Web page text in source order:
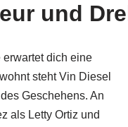
und
erwartet dich eine
steht Vin Diesel
Geschehens. An
als Letty Ortiz und